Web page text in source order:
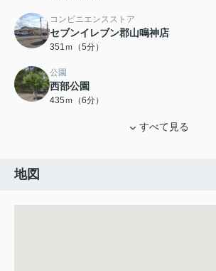
コンビニエンスストア
セブンイレブン郡山鳴神店
351ｍ（5分）
公園
西部公園
435ｍ（6分）
すべて見る
地図